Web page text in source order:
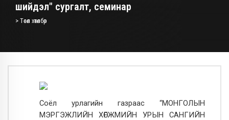
шийдэл" сургалт, семинар
> Төсөл хөтөлбөр
Соёл урлагийн газраас “МОНГОЛЫН
МЭРГЭЖЛИЙН ХӨГЖМИЙН УРЫН САНГИЙН